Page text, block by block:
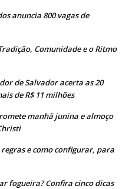
anuncia 800 vagas de
Comunidade e o Ritmo
de Salvador acerta as 20
de R$ 11 milhões
manhã junina e almoço
e como configurar, para
fogueira? Confira cinco dicas